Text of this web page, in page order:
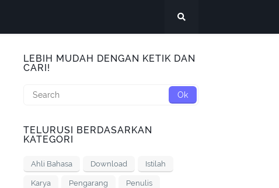
LEBIH MUDAH DENGAN KETIK DAN
CARI!
TELURUSI BERDASARKAN
KATEGORI
Ahli Bahasa Download Istilah
Karya Pengarang Penulis